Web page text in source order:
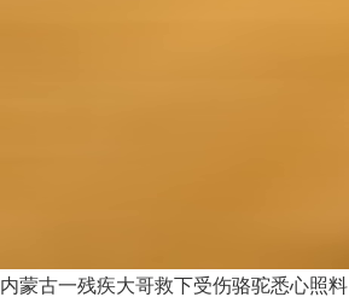
内蒙古一残疾大哥救下受伤骆驼悉心照料